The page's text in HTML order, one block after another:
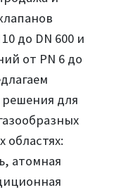
до DN 600 и
от PN 6 до
для
областях:
атомная